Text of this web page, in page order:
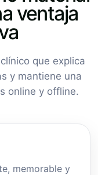
ventaja
que explica
y mantiene una
online y offline.
memorable y